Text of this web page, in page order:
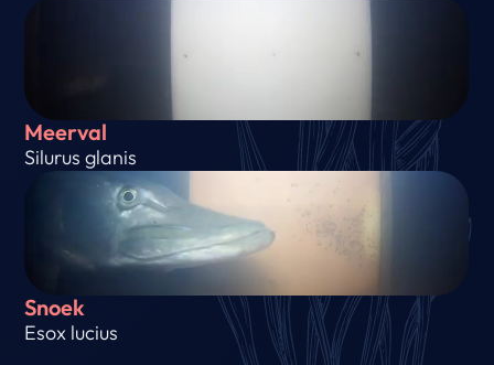
Meerval
Silurus glanis
Snoek
Esox lucius